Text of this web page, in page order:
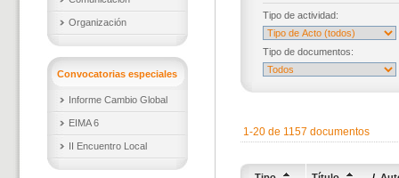
Organización
Convocatorias especiales
Informe Cambio Global
EIMA 6
II Encuentro Local
Tipo de actividad:
Tipo de documentos:
1-20 de 1157 documentos